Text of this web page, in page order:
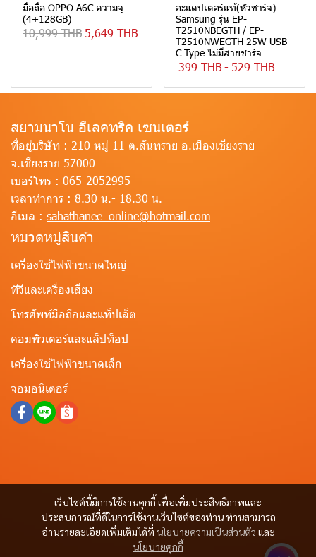
มือถือ OPPO A6C ความจุ
(4+128GB)
10,999 THB 5,649 THB
อะแดปเตอร์แท้(หัวชาร์จ)
Samsung รุ่น EP-
T2510NBEGTH / EP-
T2510NWEGTH 25W USB-
C Type ไม่มีสายชาร์จ
399 THB- 529 THB
เว็บไซต์นี้มีการใช้งานคุกกี้ เพื่อเพิ่มประสิทธิภาพและ
ประสบการณ์ที่ดีในการใช้งานเว็บไซต์ของท่าน ท่านสามารถ
อ่านรายละเอียดเพิ่มเติมได้ที่ นโยบายความเป็นส่วนตัว และ
นโยบายคุกกี้
สยามนาโน อีเลคทริค เซนเตอร์
ที่อยู่บริษัท : 210 หมู่ 11 ต.สันทราย อ.เมืองเชียงราย
จ.เชียงราย 57000
เบอร์โทร : 065-2052995
เวลาทำการ : 8.30 น.- 18.30 น.
อีเมล : sahathanee_online@hotmail.com
หมวดหมู่สินค้า
เครื่องใช้ไฟฟ้าขนาดใหญ่
ทีวีและเครื่องเสียง
โทรศัพท์มือถือและแท็ปเล็ต
คอมพิวเตอร์และแล็ปท็อป
เครื่องใช้ไฟฟ้าขนาดเล็ก
จอมอนิเตอร์